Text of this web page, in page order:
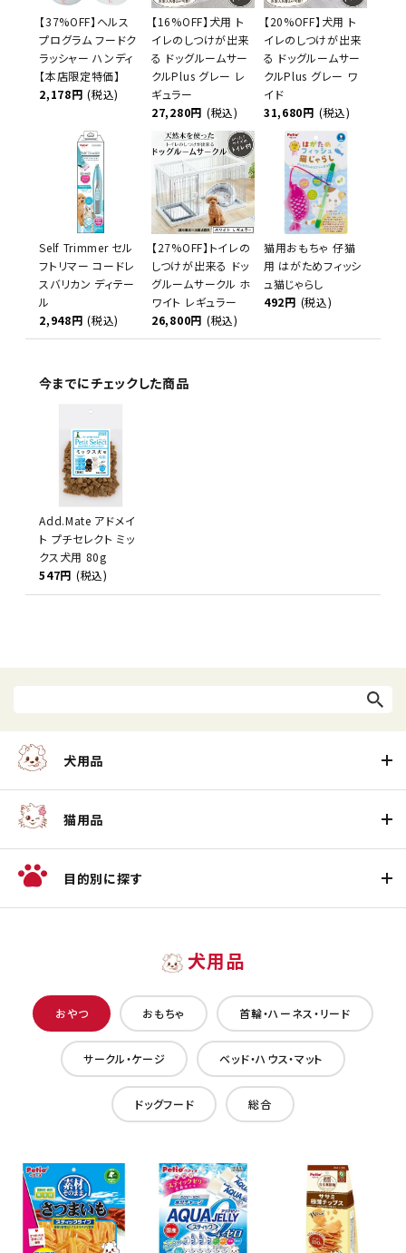
【37%OFF】ヘルス
プログラム フードク
ラッシャー ハンディ
【本店限定特価】
2,178円 (税込)
【16%OFF】犬用 ト
イレのしつけが出来
る ドッグルームサー
クルPlus グレー レ
ギュラー
27,280円 (税込)
【20%OFF】犬用 ト
イレのしつけが出来
る ドッグルームサー
クルPlus グレー ワ
イド
31,680円 (税込)
Self Trimmer セル
フトリマー コードレ
スバリカン ディテー
ル
2,948円 (税込)
【27%OFF】トイレの
しつけが出来る ドッ
グルームサークル ホ
ワイト レギュラー
26,800円 (税込)
猫用おもちゃ 仔猫
用 はがためフィッシ
ュ猫じゃらし
492円 (税込)
今までにチェックした商品
Add.Mate アドメイ
ト プチセレクト ミッ
クス犬用 80g
547円 (税込)
犬用品
猫用品
目的別に探す
犬用品
おやつ おもちゃ 首輪・ハーネス・リード
サークル・ケージ ベッド・ハウス・マット
ドッグフード 総合